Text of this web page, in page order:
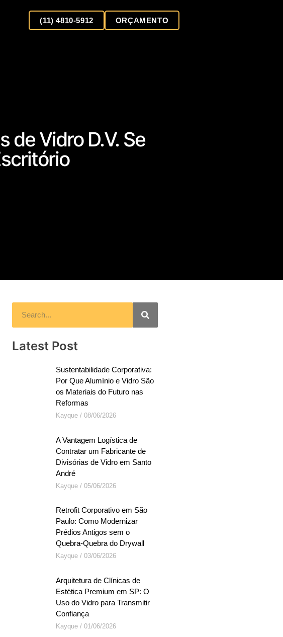
ORÇAMENTO
(11) 4810-5912
de Vidro D.V. Se
Latest Post
Sustentabilidade Corporativa:
Por Que Alumínio e Vidro São
os Materiais do Futuro nas
Reformas
Kayque 08/06/2026
A Vantagem Logística de
Contratar um Fabricante de
Divisórias de Vidro em Santo
André
Kayque 05/06/2026
Retrofit Corporativo em São
Paulo: Como Modernizar
Prédios Antigos sem o
Quebra-Quebra do Drywall
Kayque 03/06/2026
Arquitetura de Clínicas de
Estética Premium em SP: O
Uso do Vidro para Transmitir
Confiança
Kayque 01/06/2026